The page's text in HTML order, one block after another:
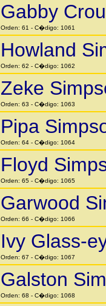
Gabby
Orden: 61 - C�digo: 1061
Howland
Orden: 62 - C�digo: 1062
Zeke
Orden: 63 - C�digo: 1063
Pipa
Orden: 64 - C�digo: 1064
Floyd
Orden: 65 - C�digo: 1065
Garwood
Orden: 66 - C�digo: 1066
Ivy Glass-
Orden: 67 - C�digo: 1067
Galston
Orden: 68 - C�digo: 1068